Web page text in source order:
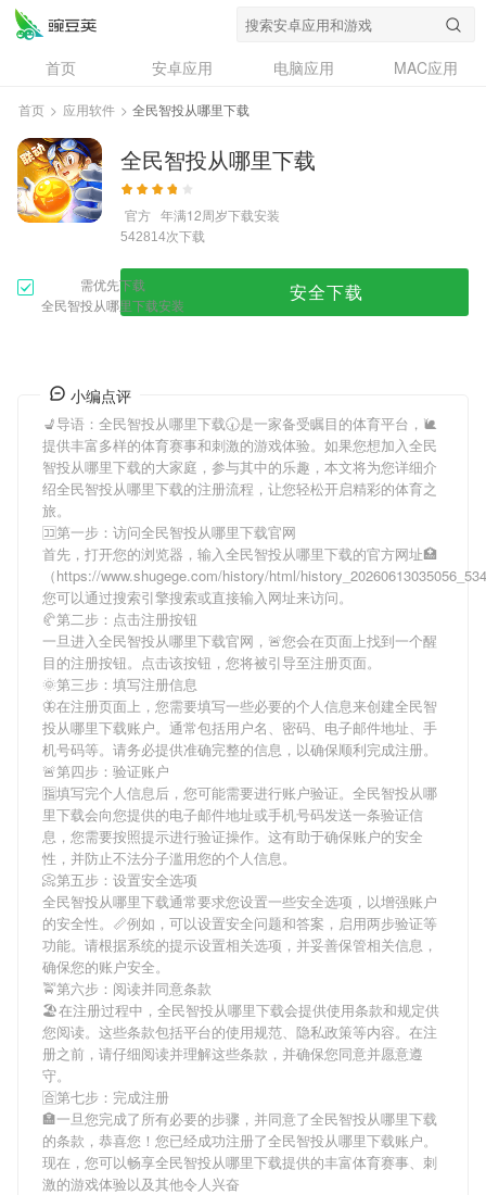
首页 安卓应用 电脑应用
MAC应用
资讯
专题
问答
首页 > 应用软件 > 全民智投从哪里下载
全民智投从哪里下载
官方 年满12周岁下载安装
542814次下载
需优先下载
全民智投从哪里下载安装
安全下载
小编点评
💺导语： 全民智投从哪里下载🕢是一家备受瞩目的体育平台，🐌
提供丰富多样的体育赛事和刺激的游戏体验。如果您想加入全民
智投从哪里下载的大家庭，参与其中的乐趣，本文将为您详细介
绍全民智投从哪里下载的注册流程，让您轻松开启精彩的体育之
旅。
🈁第一步：访问全民智投从哪里下载官网
首先，打开您的浏览器，输入全民智投从哪里下载的官方网址🏥
（https://www.shugege.com/history/html/
您可以通过搜索引擎搜索或直接输入网址来访问。
🥐第二步：点击注册按钮
一旦进入全民智投从哪里下载官网，🚨您会在页面上找到一个醒
目的注册按钮。点击该按钮，您将被引导至注册页面。
🌞第三步：填写注册信息
🦋在注册页面上，您需要填写一些必要的个人信息来创建全民智
投从哪里下载账户。通常包括用户名、密码、电子邮件地址、手
机号码等。请务必提供准确完整的信息，以确保顺利完成注册。
🚨第四步：验证账户
🈯填写完个人信息后，您可能需要进行账户验证。 全民智投从哪
里下载会向您提供的电子邮件地址或手机号码发送一条验证信
息，您需要按照提示进行验证操作。这有助于确保账户的安全
性，并防止不法分子滥用您的个人信息。
📀第五步：设置安全选项
全民智投从哪里下载通常要求您设置一些安全选项，以增强账户
的安全性。📏例如，可以设置安全问题和答案，启用两步验证等
功能。请根据系统的提示设置相关选项，并妥善保管相关信息，
确保您的账户安全。
🚖第六步：阅读并同意条款
🏖在注册过程中， 全民智投从哪里下载会提供使用条款和规定供
您阅读。这些条款包括平台的使用规范、隐私政策等内容。在注
册之前，请仔细阅读并理解这些条款，并确保您同意并愿意遵
守。
🈴第七步：完成注册
🏣一旦您完成了所有必要的步骤，并同意了全民智投从哪里下载
的条款，恭喜您！您已经成功注册了全民智投从哪里下载账户。
现在，您可以畅享全民智投从哪里下载提供的丰富体育赛事、刺
激的游戏体验以及其他令人兴奋